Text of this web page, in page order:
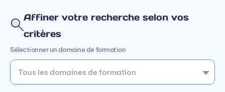
Affiner votre recherche selon vos
critères
Sélectionner un domaine de formation